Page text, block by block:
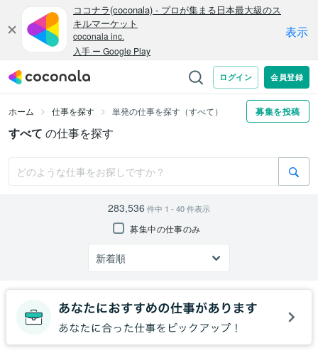
ホーム 仕事を探す 単発の仕事を探す（すべて） 募集を投稿
すべて の仕事を探す
283,536 件中 1 - 40件表示
募集中の仕事のみ